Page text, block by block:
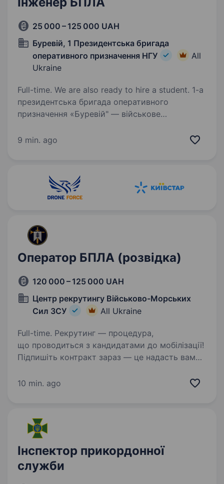
25 000 – 125 000 UAH
Буревій, 1 Президентська бригада
оперативного призначення НГУ
All
Ukraine
Full-time. We are also ready to hire a student. 1-а
президентська бригада оперативного
призначення «Буревій" — військове
корпусу Національної Гвардії України «Азов».
9 min. ago
Оператор БПЛА (розвідка)
120 000 – 125 000 UAH
Центр рекрутингу Військово-Морських
Сил ЗСУ
All Ukraine
Full-time. Рекрутинг — процедура,
що проводиться з кандидатами до мобілізації!
Підпишіть контракт зараз — це надасть вам
всі соціальні гарантії вчасно. Основна
10 min. ago
Інспектор прикордонної
служби